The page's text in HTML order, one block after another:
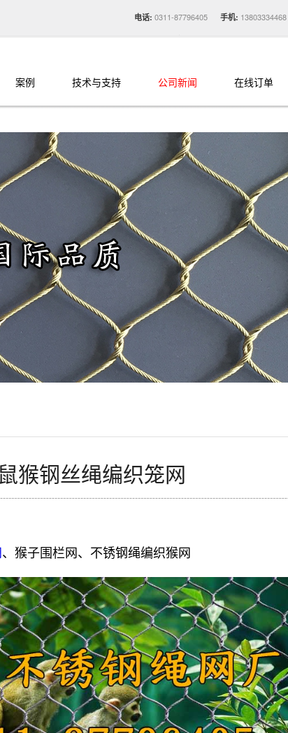
电话: 0311-87796405 手机: 13803334468
案例 技术与支持 公司新闻 在线订单
猴钢丝绳编织笼网
、猴子围栏网、不锈钢绳编织猴网